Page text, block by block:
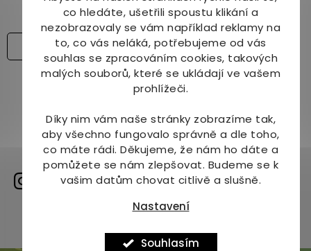
co hledáte, ušetřili spoustu klikání a
nezobrazovaly se vám například reklamy na
to, co vás neláká, potřebujeme od vás
souhlas se zpracováním cookies, takových
malých souborů, které se ukládají ve vašem
prohlížeči.
Díky nim vám naše stránky zobrazíme tak,
aby všechno fungovalo správně a dle toho,
co máte rádi. Děkujeme, že nám ho dáte a
pomůžete se nám zlepšovat. Budeme se k
vašim datům chovat citlivě a slušně.
Nastavení
Souhlasím
620 Kč 589 Kč
Detail
640 Kč 599 Kč
Sdílíme naši cestu na
instagramu